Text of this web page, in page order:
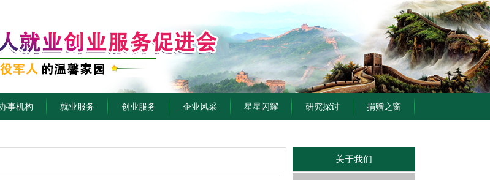
办事机构 就业服务 创业服务 企业风采 星星闪耀 研究探讨 捐赠之窗
关于我们